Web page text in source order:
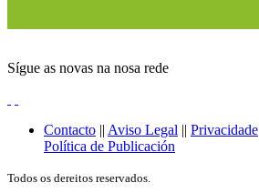
Sígue as novas na nosa rede
Contacto || Aviso Legal || Privacidade
Política de Publicación
Todos os dereitos reservados.